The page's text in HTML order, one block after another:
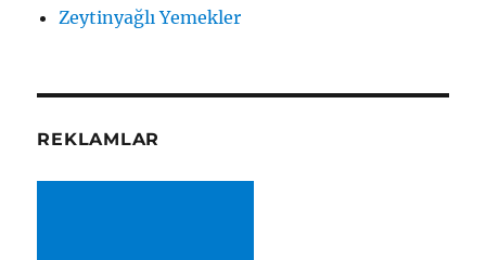
Zeytinyağlı Yemekler
REKLAMLAR